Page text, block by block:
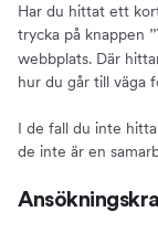
Har du hittat ett
trycka på knappen
webbplats. Där
hur du går till väga
I de fall du inte
de inte är en